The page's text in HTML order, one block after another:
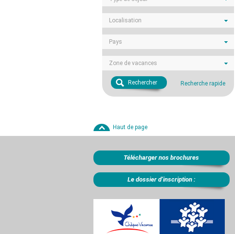
Localisation
Pays
Zone de vacances
Recherche rapide
Rechercher
Haut de page
Télécharger nos brochures
Le dossier d’inscription :